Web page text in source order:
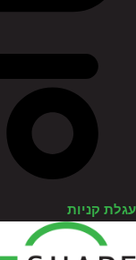
קניות